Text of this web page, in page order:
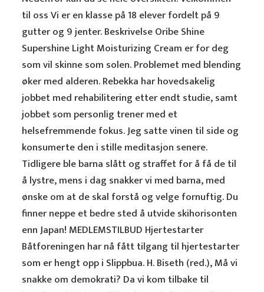
til oss Vi er en klasse på 18 elever fordelt på 9
gutter og 9 jenter. Beskrivelse Oribe Shine
Supershine Light Moisturizing Cream er for deg
som vil skinne som solen. Problemet med blending
øker med alderen. Rebekka har hovedsakelig
jobbet med rehabilitering etter endt studie, samt
jobbet som personlig trener med et
helsefremmende fokus. Jeg satte vinen til side og
konsumerte den i stille meditasjon senere.
Tidligere ble barna slått og straffet for å få de til
å lystre, mens i dag snakker vi med barna, med
ønske om at de skal forstå og velge fornuftig. Du
finner neppe et bedre sted å utvide skihorisonten
enn Japan! MEDLEMSTILBUD Hjertestarter
Båtforeningen har nå fått tilgang til hjertestarter
som er hengt opp i Slippbua. H. Biseth (red.), Må vi
snakke om demokrati? Da vi kom tilbake til